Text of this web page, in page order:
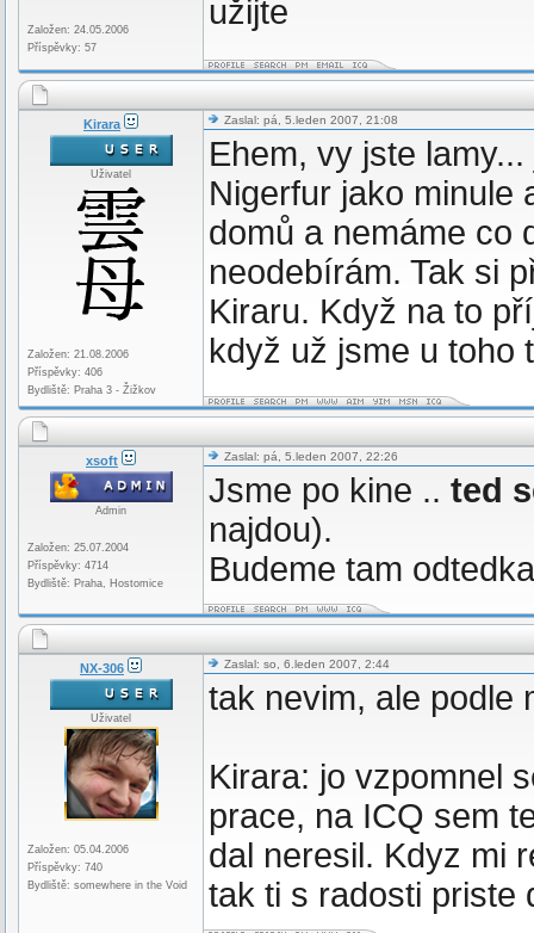
Založen: 24.05.2006
Příspěvky: 57
užijte
Kirara
Uživatel
Založen: 21.08.2006
Příspěvky: 406
Bydliště: Praha 3 - Žižkov
Zaslal: pá, 5.leden 2007, 21:08
Ehem, vy jste
Nigerfur jako minule
domů a nemáme co
neodebírám. Tak si
Kiraru. Když na to
když už jsme u toho
xsoft
Admin
Založen: 25.07.2004
Příspěvky: 4714
Bydliště: Praha, Hostomice
Zaslal: pá, 5.leden 2007, 22:26
Jsme po kine .. ted
najdou).
Budeme tam
NX-306
Uživatel
Založen: 05.04.2006
Příspěvky: 740
Bydliště: somewhere in the Void
Zaslal: so, 6.leden 2007, 2:44
tak nevim, ale podle
Kirara: jo vzpomnel
prace, na ICQ sem
dal neresil. Kdyz mi
tak ti s radosti priste